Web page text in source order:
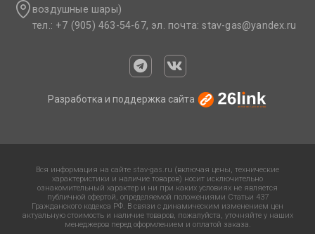
воздушные шары)
тел.: +7 (905) 463-54-67, эл. почта: stav-gas@yandex.ru​
Разработка и поддержка сайта
Вся информация на сайте stav-gas.ru (включая цены, технические
характеристики и наличие товаров) носит исключительно
ознакомительный характер и ни при каких условиях не является
публичной офертой, определяемой положениями Статьи 437
Гражданского кодекса РФ. В связи с динамическим изменением цен
актуальную стоимость и наличие товаров, пожалуйста, уточняйте у наших
менеджеров перед оформлением и оплатой заказа.